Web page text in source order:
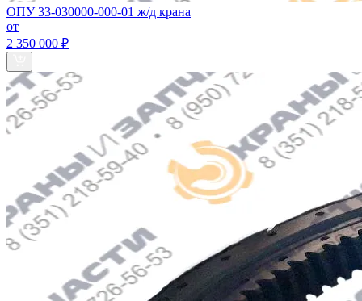
ОПУ 33-030000-000-01 ж/д крана
от
2 350 000 ₽